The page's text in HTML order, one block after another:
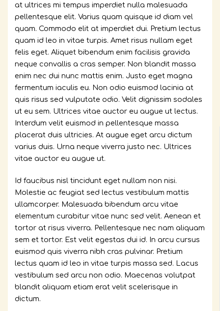
at ultrices mi tempus imperdiet nulla malesuada
pellentesque elit. Varius quam quisque id diam vel
quam. Commodo elit at imperdiet dui. Pretium lectus
quam id leo in vitae turpis. Amet risus nullam eget
felis eget. Aliquet bibendum enim facilisis gravida
neque convallis a cras semper. Non blandit massa
enim nec dui nunc mattis enim. Justo eget magna
fermentum iaculis eu. Non odio euismod lacinia at
quis risus sed vulputate odio. Velit dignissim sodales
ut eu sem. Ultrices vitae auctor eu augue ut lectus.
Interdum velit euismod in pellentesque massa
placerat duis ultricies. At augue eget arcu dictum
varius duis. Urna neque viverra justo nec. Ultrices
vitae auctor eu augue ut.
Id faucibus nisl tincidunt eget nullam non nisi.
Molestie ac feugiat sed lectus vestibulum mattis
ullamcorper. Malesuada bibendum arcu vitae
elementum curabitur vitae nunc sed velit. Aenean et
tortor at risus viverra. Pellentesque nec nam aliquam
sem et tortor. Est velit egestas dui id. In arcu cursus
euismod quis viverra nibh cras pulvinar. Pretium
lectus quam id leo in vitae turpis massa sed. Lacus
vestibulum sed arcu non odio. Maecenas volutpat
blandit aliquam etiam erat velit scelerisque in
dictum.